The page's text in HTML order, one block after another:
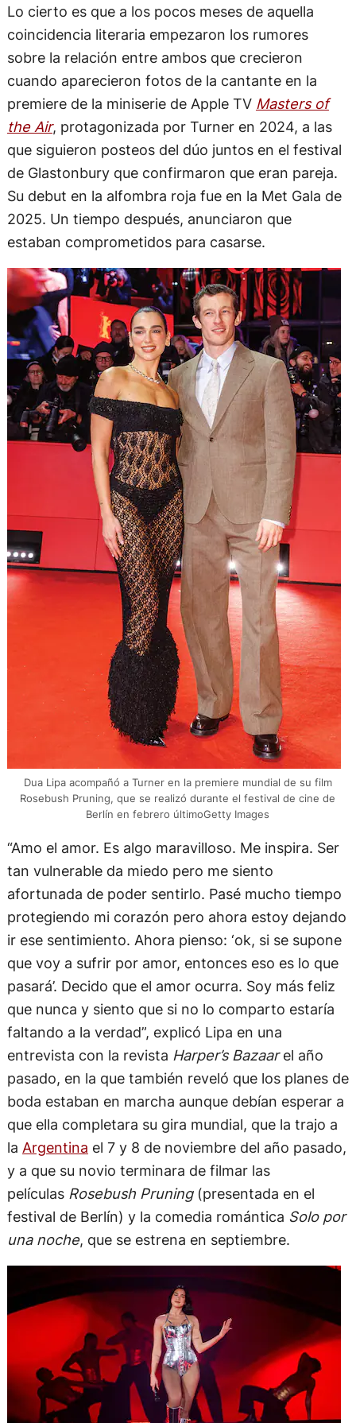
Lo cierto es que a los pocos meses de aquella
coincidencia literaria empezaron los rumores
sobre la relación entre ambos que crecieron
cuando aparecieron fotos de la cantante en la
premiere de la miniserie de Apple TV Masters of
the Air, protagonizada por Turner en 2024, a las
que siguieron posteos del dúo juntos en el festival
de Glastonbury que confirmaron que eran pareja.
Su debut en la alfombra roja fue en la Met Gala de
2025. Un tiempo después, anunciaron que
estaban comprometidos para casarse.
Dua Lipa acompañó a Turner en la premiere mundial de su film
Rosebush Pruning, que se realizó durante el festival de cine de
Berlín en febrero últimoGetty Images
“Amo el amor. Es algo maravilloso. Me inspira. Ser
tan vulnerable da miedo pero me siento
afortunada de poder sentirlo. Pasé mucho tiempo
protegiendo mi corazón pero ahora estoy dejando
ir ese sentimiento. Ahora pienso: ‘ok, si se supone
que voy a sufrir por amor, entonces eso es lo que
pasará’. Decido que el amor ocurra. Soy más feliz
que nunca y siento que si no lo comparto estaría
faltando a la verdad”, explicó Lipa en una
entrevista con la revista Harper’s Bazaarel año
pasado, en la que también reveló que los planes de
boda estaban en marcha aunque debían esperar a
que ella completara su gira mundial, que la trajo a
la Argentina el 7 y 8 de noviembre del año pasado,
y a que su novio terminara de filmar las
películas Rosebush Pruning(presentada en el
festival de Berlín) y la comedia romántica Solo por
una noche, que se estrena en septiembre.